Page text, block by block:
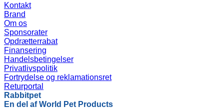
Kontakt
Brand
Om os
Sponsorater
Opdrætterrabat
Finansering
Handelsbetingelser
Privatlivspolitik
Fortrydelse og reklamationsret
Returportal
Rabbitpet
En del af World Pet Products